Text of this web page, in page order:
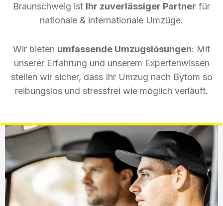
Braunschweig ist Ihr zuverlässiger Partner für
nationale & internationale Umzüge.
Wir bieten umfassende Umzugslösungen: Mit
unserer Erfahrung und unserem Expertenwissen
stellen wir sicher, dass Ihr Umzug nach Bytom so
reibungslos und stressfrei wie möglich verläuft.